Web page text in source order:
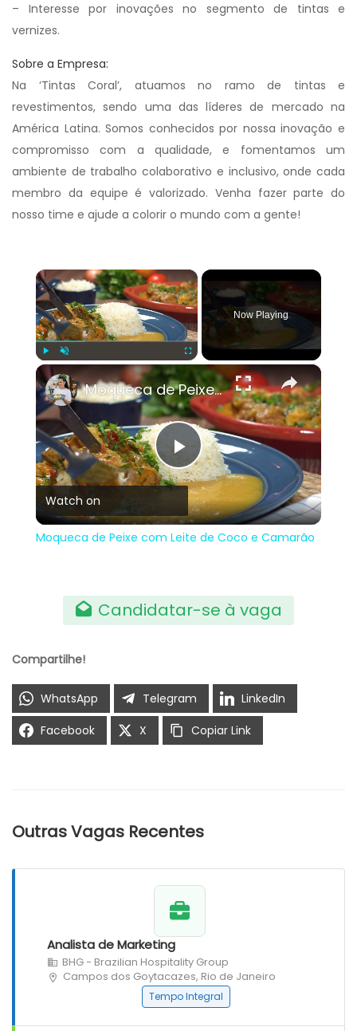
– Interesse por inovações no segmento de tintas e
vernizes.
Sobre a Empresa:
Na ‘Tintas Coral’, atuamos no ramo de tintas e
revestimentos, sendo uma das líderes de mercado na
América Latina. Somos conhecidos por nossa inovação e
compromisso com a qualidade, e fomentamos um
ambiente de trabalho colaborativo e inclusivo, onde cada
membro da equipe é valorizado. Venha fazer parte do
nosso time e ajude a colorir o mundo com a gente!
×
Fullscreen
Now Playing
×
Play
Video
Moqueca de Peixe com Leite de Coco e Camarão
Watch on
Moqueca de Peixe com Leite de Coco e Camarão
Candidatar-se à vaga
Compartilhe!
WhatsApp Telegram
LinkedIn
Facebook
X Copiar Link
Outras Vagas Recentes
Analista de Marketing
BHG - Brazilian Hospitality Group
Campos dos Goytacazes, Rio de Janeiro
Tempo Integral